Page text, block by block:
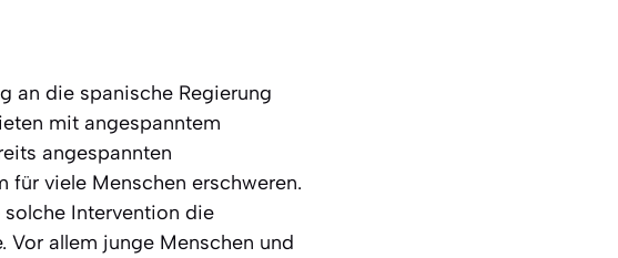
an die spanische Regierung
mit angespanntem
angespannten
für viele Menschen erschweren.
Intervention die
allem junge Menschen und